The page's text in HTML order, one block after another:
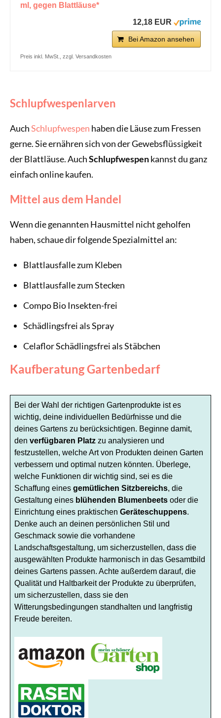
ml, gegen Blattläuse*
12,18 EUR
Bei Amazon ansehen
Preis inkl. MwSt., zzgl. Versandkosten
Schlupfwespenlarven
AuchSchlupfwespen haben die Läuse zum Fressen
gerne. Sie ernähren sich von der Gewebsflüssigkeit
der Blattläuse. AuchSchlupfwespenkannst du ganz
einfach online kaufen.
Mittel aus dem Handel
Wenn die genannten Hausmittel nicht geholfen
haben, schaue dir folgende Spezialmittel an:
Blattlausfalle zum Kleben
Blattlausfalle zum Stecken
Compo Bio Insekten-frei
Schädlingsfrei als Spray
Celaflor Schädlingsfrei als Stäbchen
Kaufberatung Gartenbedarf
Bei der Wahl der richtigen Gartenprodukte ist es
wichtig, deine individuellen Bedürfnisse und die
deines Gartens zu berücksichtigen. Beginne damit,
den verfügbaren Platz zu analysieren und
festzustellen, welche Art von Produkten deinen Garten
verbessern und optimal nutzen könnten. Überlege,
welche Funktionen dir wichtig sind, sei es die
Schaffung eines gemütlichen Sitzbereichs, die
Gestaltung eines blühenden Blumenbeets oder die
Einrichtung eines praktischen Geräteschuppens.
Denke auch an deinen persönlichen Stil und
Geschmack sowie die vorhandene
Landschaftsgestaltung, um sicherzustellen, dass die
ausgewählten Produkte harmonisch in das Gesamtbild
deines Gartens passen. Achte außerdem darauf, die
Qualität und Haltbarkeit der Produkte zu überprüfen,
um sicherzustellen, dass sie den
Witterungsbedingungen standhalten und langfristig
Freude bereiten.